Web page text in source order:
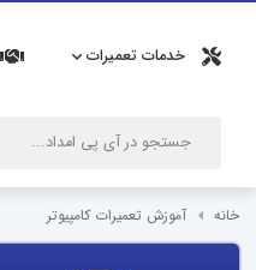
خدمات تعمیرات
خانه آموزش تعمیرات کامپیوتر